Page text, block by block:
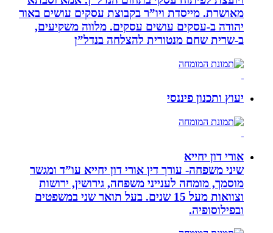
מאושרת. ‏מייסדת ויו”ר בקבוצת עסקים עושים באור
יהודה‏ ב-‏עסקים עושים עסקים‏. ‏מלווה משקיעים,
ב-‏שרית שחם מנטורית להצלחה בנדל”ן‏
יעוץ ותכנון פיננסי
אורי דון יחייא
שיני משפחה- עורך דין אורי דון יחייא עו”ד ומגשר
מוסמך, מומחה לענייני משפחה, גירושין, ירושות
וצוואות מעל 15 שנים. בעל תואר שני במשפטים
ובפילוסופיה.